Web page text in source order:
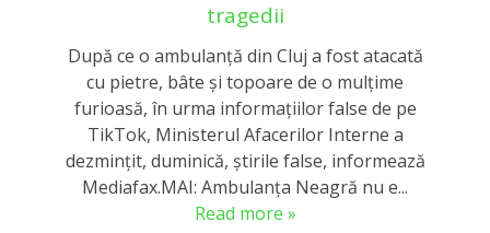
tragedii
După ce o ambulanță din Cluj a fost atacată
cu pietre, bâte și topoare de o mulțime
furioasă, în urma informațiilor false de pe
TikTok, Ministerul Afacerilor Interne a
dezmințit, duminică, știrile false, informează
Mediafax.MAI: Ambulanța Neagră nu e...
Read more »